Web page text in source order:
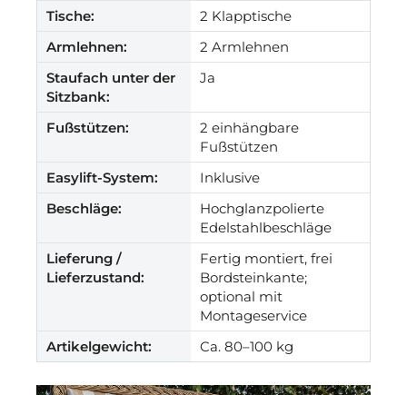
Tische:
2 Klapptische
Armlehnen:
2 Armlehnen
Staufach unter der
Sitzbank:
Ja
Fußstützen:
2 einhängbare
Fußstützen
Easylift-System:
Inklusive
Beschläge:
Hochglanzpolierte
Edelstahlbeschläge
Lieferung /
Lieferzustand:
Fertig montiert, frei
Bordsteinkante;
optional mit
Montageservice
Artikelgewicht:
Ca. 80–100 kg